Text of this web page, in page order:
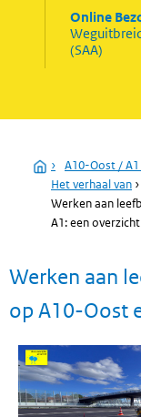
Online
(SAA)
Home
› A10-Oost /
Het verhaal van ›
Werken aan
A1: een overzicht
Werken aan
op A10-Oost